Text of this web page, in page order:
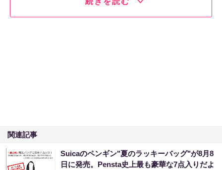
関連記事
Suicaのペンギン"夏のラッキーバッグ"が8月8
日に発売。Pensta史上最も豪華な7点入りだよ